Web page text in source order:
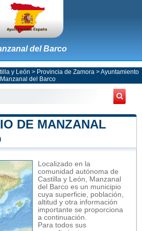
del Barco
y León > Provincia de Zamora >Ayuntamiento
Manzanal del Barco
DE MANZANAL
Localizado en la
comunidad autónoma de
Castilla y León, Manzanal
del Barco es un municipio
cuya superficie, población,
altitud y otra información
importante se proporciona
a continuación.
Para todos sus